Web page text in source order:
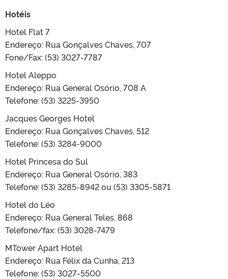
Hotéis
Hotel Flat 7
Endereço: Rua Gonçalves Chaves, 707
Fone/Fax: (53) 3027-7787
Hotel Aleppo
Endereço: Rua General Osório, 708 A
Telefone: (53) 3225-3950
Jacques Georges Hotel
Endereço: Rua Gonçalves Chaves, 512
Telefone: (53) 3284-9000
Hotel Princesa do Sul
Endereço: Rua General Osório, 383
Telefone: (53) 3285-8942 ou (53) 3305-5871
Hotel do Léo
Endereço: Rua General Teles, 868
Telefone/fax: (53) 3028-7479
MTower Apart Hotel
Endereço: Rua Félix da Cunha, 213
Telefone: (53) 3027-5500